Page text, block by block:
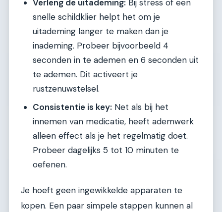
Verleng de uitademing: Bij stress of een
snelle schildklier helpt het om je
uitademing langer te maken dan je
inademing. Probeer bijvoorbeeld 4
seconden in te ademen en 6 seconden uit
te ademen. Dit activeert je
rustzenuwstelsel.
Consistentie is key: Net als bij het
innemen van medicatie, heeft ademwerk
alleen effect als je het regelmatig doet.
Probeer dagelijks 5 tot 10 minuten te
oefenen.
Je hoeft geen ingewikkelde apparaten te
kopen. Een paar simpele stappen kunnen al